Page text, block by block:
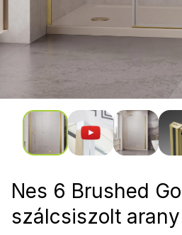
Nes 6 Brushed
szálcsiszolt